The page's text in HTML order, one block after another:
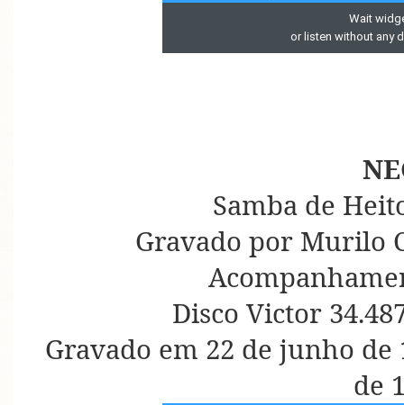
Samba de
Gravado por Murilo
Disco Victor
Gravado em 22 de junho
de